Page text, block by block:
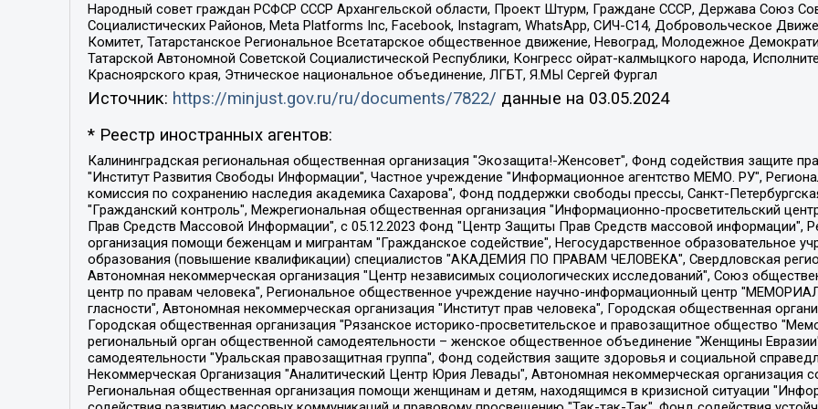
Народный совет граждан РСФСР СССР Архангельской области, Проект Штурм, Граждане СССР, Держава Союз
Социалистических Районов, Meta Platforms Inc, Facebook, Instagram, WhatsApp, СИЧ-С14, Добровольческое
Комитет, Татарстанское Региональное Всетатарское общественное движение, Невоград, Молодежное
Татарской Автономной Советской Социалистической Республики, Конгресс ойрат-калмыцкого народа,
Красноярского края, Этническое национальное объединение, ЛГБТ, Я.МЫ Сергей Фургал
Источник: https://minjust.gov.ru/ru/documents/7822/ данные на 03.05.2024
* Реестр иностранных агентов:
Калининградская региональная общественная организация "Экозащита!-Женсовет", Фонд содействия защите прав и свобод граждан "Общественный вердикт", Фонд "Институт Развития Свободы Информации", Частное учреждение "Информационное агентство МЕМО. РУ", Региональная общественная организация "Общественная комиссия по сохранению наследия академика Сахарова", Фонд поддержки свободы прессы, Санкт-Петербургская общественная правозащитная организация "Гражданский контроль", Межрегиональная общественная организация "Информационно-просветительский центр "Мемориал", Региональный Фонд "Центр Защиты Прав Средств Массовой Информации", с 05.12.2023 Фонд "Центр Защиты Прав Средств массовой информации", Региональная общественная благотворительная организация помощи беженцам и мигрантам "Гражданское содействие", Негосударственное образовательное учреждение дополнительного профессионального образования (повышение квалификации) специалистов "АКАДЕМИЯ ПО ПРАВАМ ЧЕЛОВЕКА", Свердловская региональная общественная организация "Сутяжник", Автономная некоммерческая организация "Центр независимых социологических исследований", Союз общественных объединений "Российский исследовательский центр по правам человека", Региональное общественное учреждение научно-информационный центр "МЕМОРИАЛ", Некоммерческая организация "Фонд защиты гласности", Автономная некоммерческая организация "Институт прав человека", Городская общественная организация "Екатеринбургское общество "МЕМОРИАЛ", Городская общественная организация "Рязанское историко-просветительское и правозащитное общество "Мемориал" (Рязанский Мемориал), Челябинский региональный орган общественной самодеятельности – женское общественное объединение "Женщины Евразии", Челябинский региональный орган общественной самодеятельности "Уральская правозащитная группа", Фонд содействия защите здоровья и социальной справедливости имени Андрея Рылькова, Автономная Некоммерческая Организация "Аналитический Центр Юрия Левады", Автономная некоммерческая организация социальной поддержки населения "Проект Апрель", Региональная общественная организация помощи женщинам и детям, находящимся в кризисной ситуации "Информационно-методический центр "Анна", Фонд содействия развитию массовых коммуникаций и правовому просвещению "Так-так-Так", Фонд содействия устойчивому развитию "Серебряная тайга", Свердловский региональный общественный фонд социальных проектов "Новое время", "Idel.Реалии", Кавказ.Реалии, Крым.Реалии, Телеканал Настоящее Время, Татаро-башкирская служба Радио Свобода (Azatliq Radiosi), Радио Свободная Европа/Радио Свобода (PCE/PC), "Сибирь.Реалии", "Фактограф", Благотворительный фонд помощи осужденным и их семьям, Автономная некоммерческая организация "Институт глобализации и социальных движений", Фонд "В защиту прав заключенных", Частное учреждение "Центр поддержки и содействия развитию средств массовой информации", Пензенский региональный общественный благотворительный фонд "Гражданский союз", "Север.Реалии", Некоммерческая организация Фонд "Правовая инициатива", Общество с ограниченной ответственностью "Радио Свободная Европа/Радио Свобода", Чешское информационное агентство "MEDIUM-ORIENT", Красноярская региональная общественная организация "Мы против СПИДа", Камалягин Денис Николаевич, Маркелов Сергей Евгеньевич, Пономарев Лев Александрович, Савицкая Людмила Алексеевна, Автономная некоммерческая организация "Центр по работе с проблемой насилия "НАСИЛИЮ.НЕТ", Межрегиональный профессиональный союз работников здравоохранения "Альянс врачей", Юридическое лицо, зарегистрированное в Латвийской Республике, SIA "Medusa Project" (регистрационный номер 40103797863, дата регистрации 10.06.2014), Некоммерческая организация "Фонд по борьбе с коррупцией", Автономная некоммерческая организация "Институт права и публичной политики", Баданин Роман Сергеевич, Гликин Максим Александрович, Железнова Мария Михайловна, Лукьянова Юлия Сергеевна, Маетная Елизавета Витальевна, Маняхин Петр Борисович, Чуракова Ольга Владимировна, Ярош Юлия Петровна, Юридическое лицо "The Insider SIA", зарегистрированное в Риге, Латвийская Республика (дата регистрации 26.06.2015), являющееся администратором доменного имени интернет-издания "The Insider SIA", https://theins.ru, Постернак Алексей Евгеньевич, Рубин Михаил Аркадьевич, Анин Роман Александрович, Юридическое лицо Istories fonds, зарегистрированное в Латвийской Республике (регистрационный номер 50008295751, дата регистрации 24.02.2020), Великовский Дмитрий Александрович, Долинина Ирина Николаевна, Мароховская Алеся Алексеевна, Шлейнов Роман Юрьевич, Шмагун Олеся Валентиновна, Общество с ограниченной ответственностью "Альтаир 2021", Общество с ограниченной ответственностью "Вега 2021", Общество с ограниченной ответственностью "Главный редактор 2021", Общество с ограниченной ответственностью "Ромашки монолит", Важенков Артем Валерьевич, Ивановская областная общественная организация "Центр гендерных исследований", Гурман Юрий Альбертович, Медиапроект "ОВД-Инфо", Егоров Владимир Владимирович, Жилинский Владимир Александрович, Общество с ограниченной ответственностью "ЗП", Иванова София Юрьевна, Карезина Инна Павловна, Кильтау Екатерина Викторовна, Петров Алексей Викторович, Пискунов Сергей Евгеньевич, Смирнов Сергей Сергеевич, Тихонов Михаил Сергеевич, Общество с ограниченной ответственностью "ЖУРНАЛИСТ-ИНОСТРАННЫЙ АГЕНТ", Арапова Галина Юрьевна, Вольтская Татьяна Анатольевна, Американская компания "Mason G.E.S. Anonymous Foundation" (США), являющаяся владельцем интернет-издания https://mnews.world/, Компания "Stichting Bellingcat", зарегистрированная в Нидерландах (дата регистрации 11.07.2018), Захаров Андрей Вячеславович, Клепиковская Екатерина Дмитриевна, Общество с ограниченной ответственностью "МЕМО", Перл Роман Александрович, Симонов Евгений Алексеевич, Соловьева Елена Анатольевна, Сотников Даниил Владимирович, Сурначева Елизавета Дмитриевна, Автономная некоммерческая организация по защите прав человека и информированию населения "Якутия – Наше Мнение", Общество с ограниченной ответственностью "Москоу диджитал медиа", с 26.01.2023 Общество с ограниченной ответственностью "Чайка Белые сады", Ветошкина Валерия Валерьевна, Заговора Максим Александрович, Межрегиональное общественное движение "Российская ЛГБТ - сеть", Оленичев Максим Владимирович, Павлов Иван Юрьевич, Скворцова Елена Сергеевна, Общество с ограниченной ответственностью "Как бы инагент", Кочетков Игорь Викторович, Общество с ограниченной ответственностью "Честные выборы", Еланчик Олег Александрович, Общество с ограниченной ответственностью "Нобелевский призыв", Гималова Регина Эмилевна, Григорьев Андрей Валерьевич, Григорьева Алина Александровна, Ассоциация по содействию защите прав призывников, альтернативнослужащих и военнослужащих "Правозащитная группа